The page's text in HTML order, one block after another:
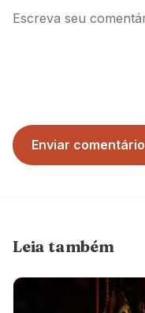
Enviar comentário
Leia também